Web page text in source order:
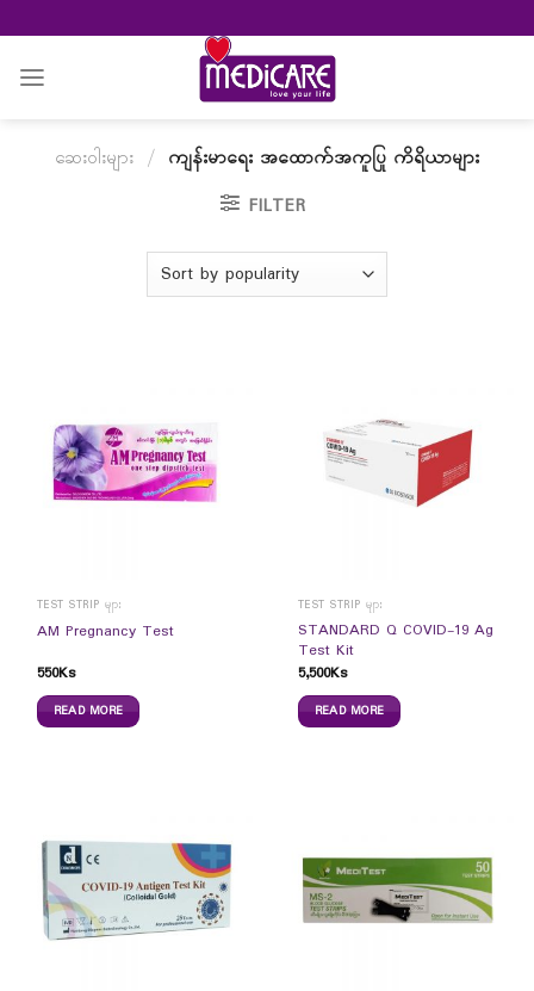
to
content
ဆေးဝါးများ / ကျန်းမာရေး အထောက်အကူပြု ကိရိယာများ
FILTER
TEST STRIP များ
AM Pregnancy Test
550Ks
READ MORE
TEST STRIP များ
STANDARD Q COVID-19 Ag
Test Kit
5,500Ks
READ MORE